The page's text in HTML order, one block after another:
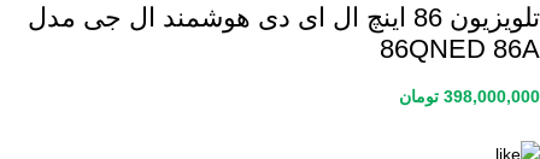
تلویزیون 86 اینچ ال ای دی هوشمند ال جی مدل
86QNED 86A
398,000,000 تومان